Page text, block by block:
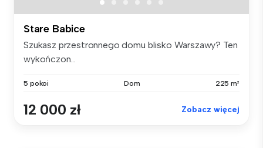
Stare Babice
Szukasz przestronnego domu blisko Warszawy? Ten
wykończon...
5 pokoi Dom 225 m²
12 000 zł Zobacz więcej